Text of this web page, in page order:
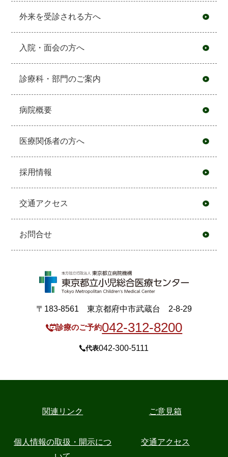
外来を受診される方へ
入院・面会の方へ
診療科・部門のご案内
病院概要
医療関係者の方へ
採用情報
交通アクセス
お問合せ
〒183-8561 東京都府中市武蔵台 2-8-29
診療のご予約042-312-8200
代表042-300-5111
関連リンク ご意見箱
個人情報の取扱・開示につ
交通アクセス